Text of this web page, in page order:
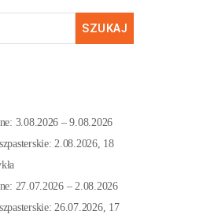
3.08.2026 – 9.08.2026
2.08.2026, 18
27.07.2026 – 2.08.2026
26.07.2026, 17